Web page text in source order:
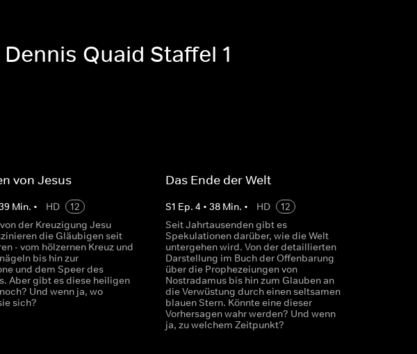
Quaid Staffel 1
von Jesus
Min. • HD
12
der Kreuzigung Jesu
die Gläubigen seit
- vom hölzernen Kreuz und
bis hin zur
und dem Speer des
Aber gibt es diese heiligen
Und wenn ja, wo
sich?
Das Ende der Welt
S1 Ep. 4 • 38Min. • HD
12
Seit Jahrtausenden gibt es
Spekulationen darüber, wie die Welt
untergehen wird. Von der detaillierten
Darstellung im Buch der Offenbarung
über die Prophezeiungen von
Nostradamus bis hin zum Glauben an
die Verwüstung durch einen seltsamen
blauen Stern. Könnte eine dieser
Vorhersagen wahr werden? Und wenn
ja, zu welchem Zeitpunkt?